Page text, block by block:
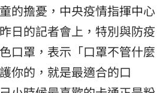
的擔憂，中央疫情指揮中心
日的記者會上，特別與防疫
口罩，表示「口罩不管什麼
你的，就是最適合的口